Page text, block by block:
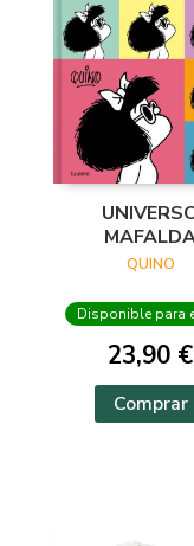
QUINO
Disponible para
23,90 €
Comprar